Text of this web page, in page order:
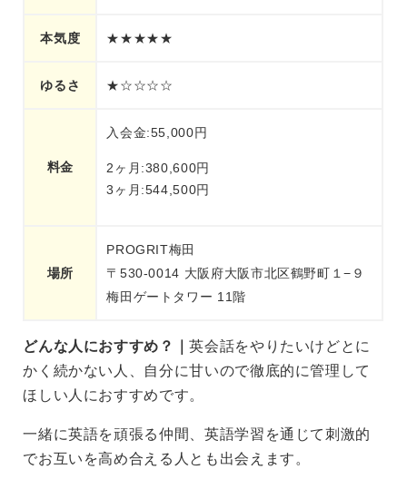
本気度 ★★★★★
ゆるさ ★☆☆☆☆
料金
入会金:55,000円
2ヶ月:380,600円
3ヶ月:544,500円
場所
PROGRIT梅田
〒530-0014 大阪府大阪市北区鶴野町１−９
梅田ゲートタワー 11階
どんな人におすすめ？｜英会話をやりたいけどとに
かく続かない人、自分に甘いので徹底的に管理して
ほしい人におすすめです。
一緒に英語を頑張る仲間、英語学習を通じて刺激的
でお互いを高め合える人とも出会えます。